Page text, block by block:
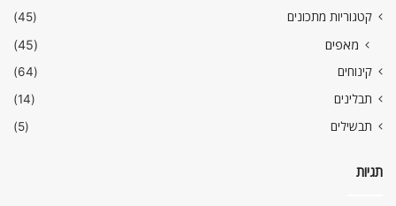
קטגוריות מתכונים
(45)
מאפים (45)
קינוחים
(64)
תבלינים
(14)
תבשילים
(5)
תגיות